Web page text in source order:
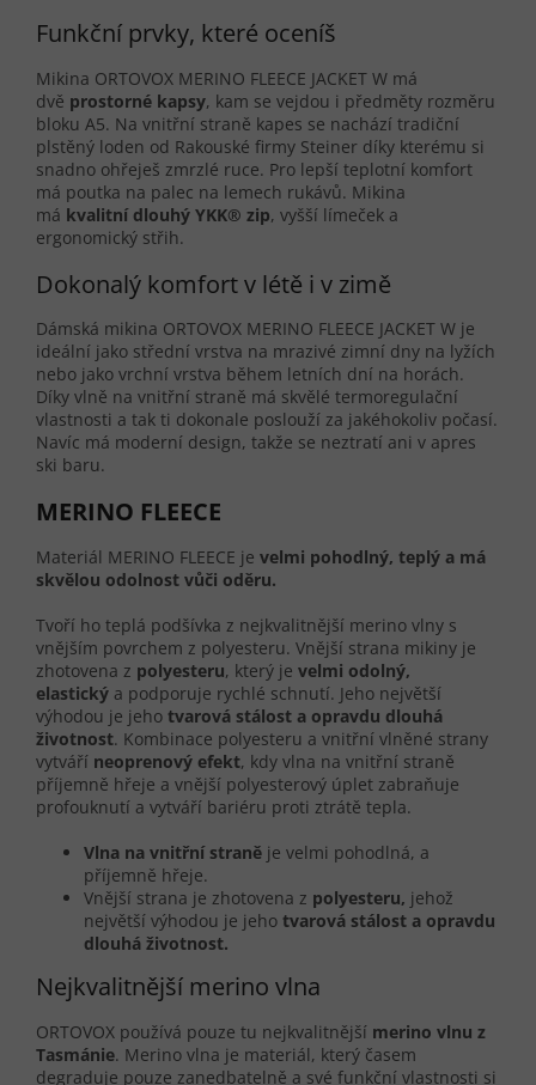
Funkční prvky, které oceníš
Mikina ORTOVOX MERINO FLEECE JACKET W má
dvě prostorné kapsy, kam se vejdou i předměty rozměru
bloku A5. Na vnitřní straně kapes se nachází tradiční
plstěný loden od Rakouské firmy Steiner díky kterému si
snadno ohřeješ zmrzlé ruce. Pro lepší teplotní komfort
má poutka na palec na lemech rukávů. Mikina
má kvalitní dlouhý YKK® zip, vyšší límeček a
ergonomický střih.
Dokonalý komfort v létě i v zimě
Dámská mikina ORTOVOX MERINO FLEECE JACKET W je
ideální jako střední vrstva na mrazivé zimní dny na lyžích
nebo jako vrchní vrstva během letních dní na horách.
Díky vlně na vnitřní straně má skvělé termoregulační
vlastnosti a tak ti dokonale poslouží za jakéhokoliv počasí.
Navíc má moderní design, takže se neztratí ani v apres
ski baru.
MERINO FLEECE
Materiál MERINO FLEECE je velmi pohodlný, teplý a má
skvělou odolnost vůči oděru.
Tvoří ho teplá podšívka z nejkvalitnější merino vlny s
vnějším povrchem z polyesteru. Vnější strana mikiny je
zhotovena z polyesteru, který je velmi odolný,
elastický a podporuje rychlé schnutí. Jeho největší
výhodou je jeho tvarová stálost a opravdu dlouhá
životnost. Kombinace polyesteru a vnitřní vlněné strany
vytváří neoprenový efekt, kdy vlna na vnitřní straně
příjemně hřeje a vnější polyesterový úplet zabraňuje
profouknutí a vytváří bariéru proti ztrátě tepla.
Vlna na vnitřní straně je velmi pohodlná, a
příjemně hřeje.
Vnější strana je zhotovena z polyesteru, jehož
největší výhodou je jeho tvarová stálost a opravdu
dlouhá životnost.
Nejkvalitnější merino vlna
ORTOVOX používá pouze tu nejkvalitnější merino vlnu z
Tasmánie. Merino vlna je materiál, který časem
degraduje pouze zanedbatelně a své funkční vlastnosti si